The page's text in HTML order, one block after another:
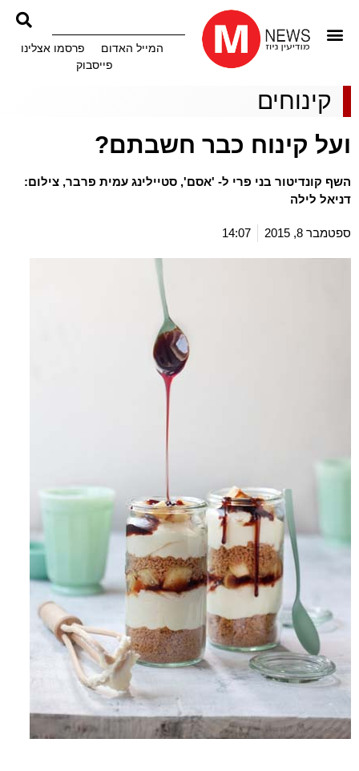
המייל האדום
פרסמו אצלינו
פייסבוק
קינוחים
ועל קינוח כבר חשבתם?
השף קונדיטור בני פרי ל- 'אסם', סטיילינג עמית פרבר, צילום:
דניאל לילה
ספטמבר 8, 2015 14:07